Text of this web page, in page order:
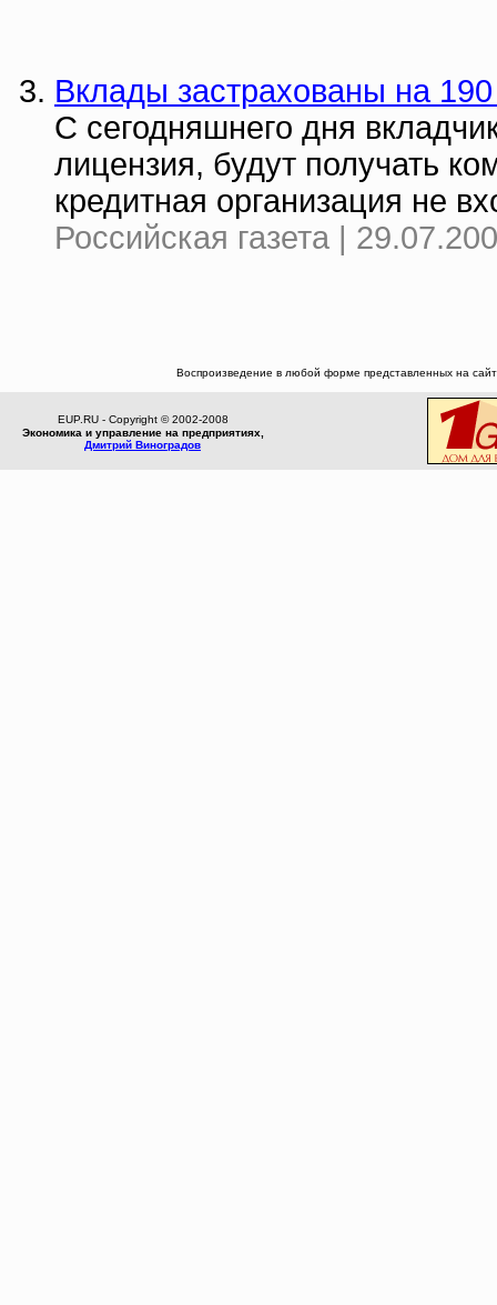
Вклады застрахованы на
С сегодняшнего дня
лицензия, будут получать
кредитная организация не
Российская газета |
Воспроизведение в любой форме представленных на
EUP.RU - Copyright © 2002-2008
Экономика и управление на предприятиях,
Дмитрий Виноградов